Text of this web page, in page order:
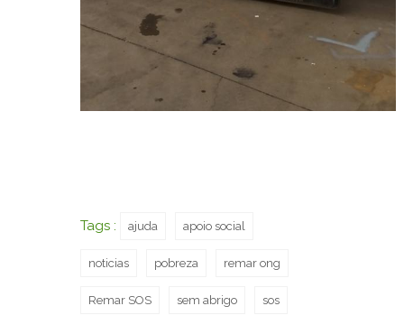
Tags : ajuda apoio social
noticias pobreza remar ong
Remar SOS sem abrigo sos